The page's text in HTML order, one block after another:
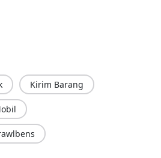
Kirim Barang